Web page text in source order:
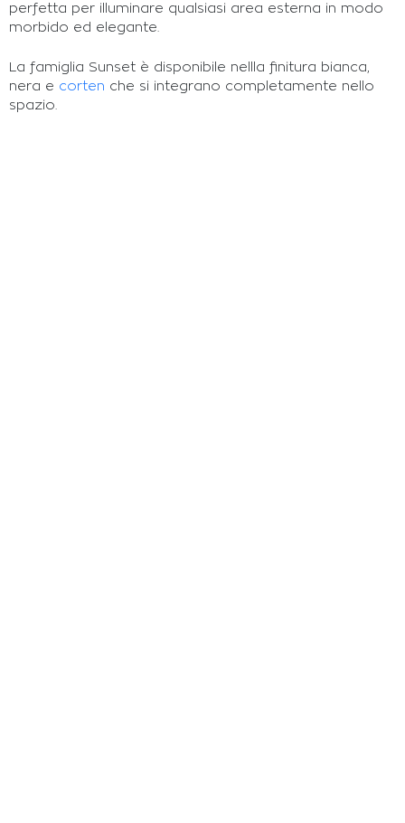
perfetta per illuminare qualsiasi area esterna in modo
morbido ed elegante.
La famiglia Sunset è disponibile nellla finitura bianca,
nera e corten che si integrano completamente nello
spazio.